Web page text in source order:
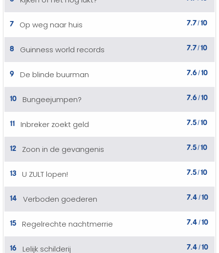
7 Op weg naar huis 7.7/10
8 Guinness world records 7.7/10
9 De blinde buurman 7.6 /10
10 Bungeejumpen? 7.6 /10
11 Inbreker zoekt geld 7.5/10
12 Zoon in de gevangenis 7.5/10
13 U ZULT lopen! 7.5/10
14 Verboden goederen 7.4 /10
15 Regelrechte nachtmerrie 7.4 /10
16 Lelijk schilderij 7.4 /10